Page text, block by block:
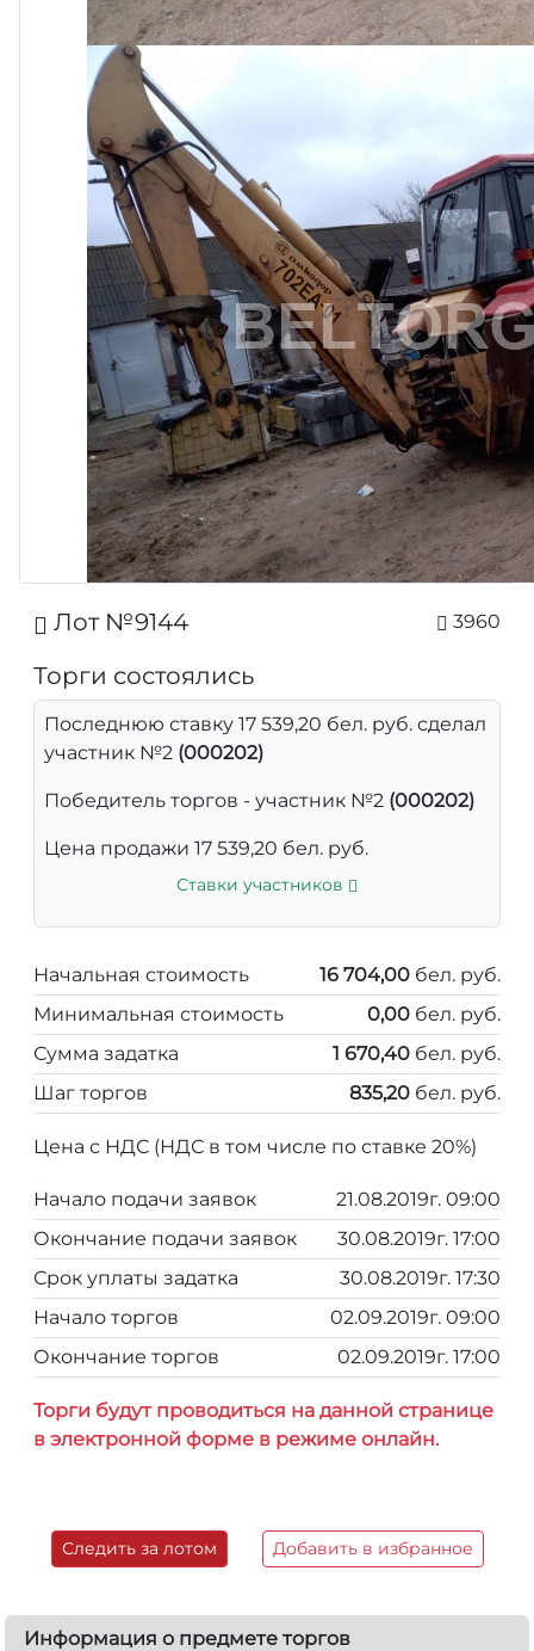
Лот №9144 3960
Торги состоялись
Последнюю ставку 17 539,20 бел. руб. сделал
участник №2 (000202)
Победитель торгов - участник №2 (000202)
Цена продажи 17 539,20 бел. руб.
Ставки участников
Начальная стоимость 16 704,00 бел. руб.
Минимальная стоимость
0,00 бел. руб.
Сумма задатка
1 670,40 бел. руб.
Шаг торгов
835,20 бел. руб.
Цена с НДС (НДС в том числе по ставке 20%)
Начало подачи заявок
21.08.2019г. 09:00
Окончание подачи заявок
30.08.2019г. 17:00
Срок уплаты задатка
30.08.2019г. 17:30
Начало торгов
02.09.2019г. 09:00
Окончание торгов
02.09.2019г. 17:00
Торги будут проводиться на данной странице
в электронной форме в режиме онлайн.
Следить за лотом Добавить в избранное
Информация о предмете торгов